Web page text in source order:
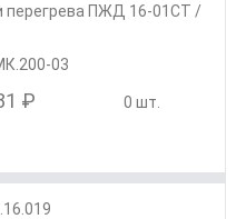
перегрева ПЖД 16-01СТ /
03
₽ 0 шт.